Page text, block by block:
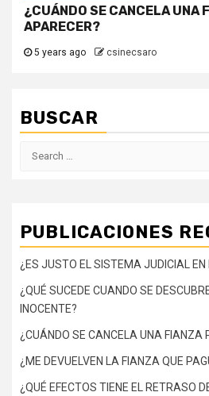
¿CUÁNDO SE CANCELA UNA
APARECER?
5 years ago csinecsaro
BUSCAR
PUBLICACIONES
¿ES JUSTO EL SISTEMA JUDICIAL
¿QUÉ SUCEDE CUANDO SE
INOCENTE?
¿CUÁNDO SE CANCELA UNA FIANZA
¿ME DEVUELVEN LA FIANZA QUE
¿QUÉ EFECTOS TIENE EL RETRASO